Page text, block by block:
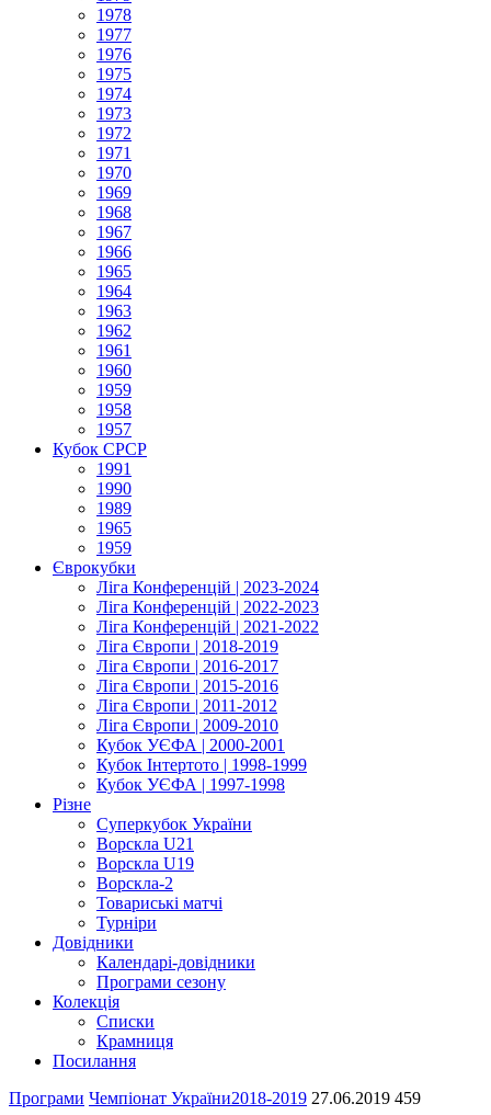
1978
1977
1976
1975
1974
1973
1972
1971
1970
1969
1968
1967
1966
1965
1964
1963
1962
1961
1960
1959
1958
1957
Кубок СРСР
1991
1990
1989
1965
1959
Єврокубки
Ліга Конференцій | 2023-2024
Ліга Конференцій | 2022-2023
Ліга Конференцій | 2021-2022
Ліга Європи | 2018-2019
Ліга Європи | 2016-2017
Ліга Європи | 2015-2016
Ліга Європи | 2011-2012
Ліга Європи | 2009-2010
Кубок УЄФА | 2000-2001
Кубок Інтертото | 1998-1999
Кубок УЄФА | 1997-1998
Різне
Суперкубок України
Ворскла U21
Ворскла U19
Ворскла-2
Товариські матчі
Турніри
Довідники
Календарі-довідники
Програми сезону
Колекція
Списки
Крамниця
Посилання
Програми Чемпіонат України2018-2019 27.06.2019 459